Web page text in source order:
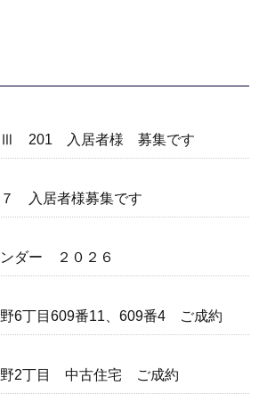
Ⅲ 201 入居者様 募集です
入居者様募集です
ダー ２０２６
6丁目609番11、609番4 ご成約
野2丁目 中古住宅 ご成約